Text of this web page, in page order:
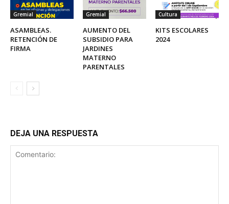
Gremial
ASAMBLEAS.
RETENCIÓN DE
FIRMA
Gremial
AUMENTO DEL
SUBSIDIO PARA
JARDINES
MATERNO
PARENTALES
Cultura
KITS ESCOLARES
2024
DEJA UNA RESPUESTA